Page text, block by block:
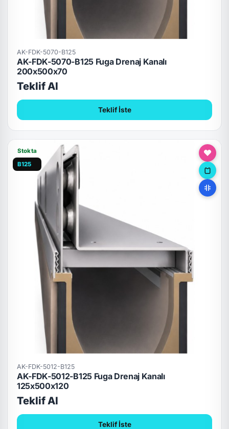
AK-FDK-5070-B125
AK-FDK-5070-B125 Fuga Drenaj Kanalı
200x500x70
Teklif Al
Teklif İste
Stokta
B125
AK-FDK-5012-B125
AK-FDK-5012-B125 Fuga Drenaj Kanalı
125x500x120
Teklif Al
Teklif İste